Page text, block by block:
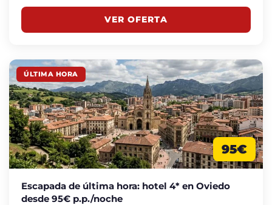
VER OFERTA
ÚLTIMA HORA
95€
Escapada de última hora: hotel 4* en Oviedo
desde 95€ p.p./noche